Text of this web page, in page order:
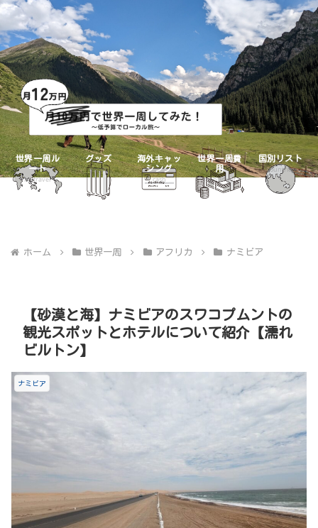
世界一周ル
ート
mytravel
グッズ
goods
海外キャッ
シング
cash
世界一周費
用
mybudget
国別リスト
countries
ホーム 世界一周 アフリカ ナミビア
【砂漠と海】ナミビアのスワコプムントの
観光スポットとホテルについて紹介【濡れ
ビルトン】
ナミビア